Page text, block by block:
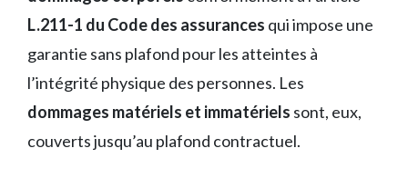
L.211-1 du Code des assurances qui impose une
garantie sans plafond pour les atteintes à
l’intégrité physique des personnes. Les
dommages matériels et immatériels sont, eux,
couverts jusqu’au plafond contractuel.